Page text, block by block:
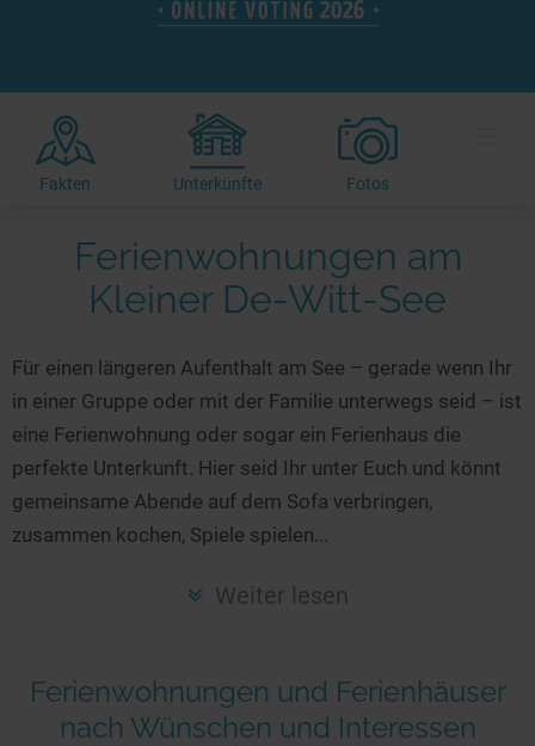
Radtouren am See
Kitesurfen
Kanu- & Kajaktouren
Badeseen in Deutschland
Wellness am See
Gourmet-Urlaub
Urlaub an der Küste
Unterkünfte
Hotels am See
Ferienwohnungen
Camping
Aktiv-Urlaub
Wanderurlaub
Bikeurlaub
Auszeit & Wellness
Camping am See
Top-Hotels
Familienhotels
Bike-Hotels
Biohotels
Ausgefallenes
Häuser auf dem Wasser
Hundefreundliche Unterkünfte
Glamping
Seen in Deutschland
Seen in Europa
Überwachte Badestellen
Hunde am See
Deutschlands schönste Seen
Top Seen nach Bundesländern
Top Seen nach Regionen
Deutschlands Lieblingsseen
Seen in Europa
Niederlande
Fakten Unterkünfte Fotos
Ferienwohnungen am
Kleiner De-Witt-See
Für einen längeren Aufenthalt am See – gerade wenn Ihr
in einer Gruppe oder mit der Familie unterwegs seid – ist
eine Ferienwohnung oder sogar ein Ferienhaus die
perfekte Unterkunft. Hier seid Ihr unter Euch und könnt
gemeinsame Abende auf dem Sofa verbringen,
zusammen kochen, Spiele spielen...
Weiter lesen
Ferienwohnungen und Ferienhäuser
nach Wünschen und Interessen